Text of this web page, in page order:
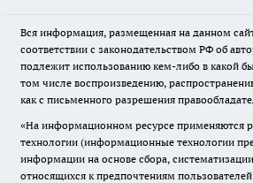
Вся информация, размещенная на данном
соответствии с законодательством РФ об
подлежит использованию кем-либо в какой
том числе воспроизведению,
как с письменного разрешения
«На информационном ресурсе применяются
технологии (информационные технологии
информации на основе сбора,
относящихся к предпочтениям